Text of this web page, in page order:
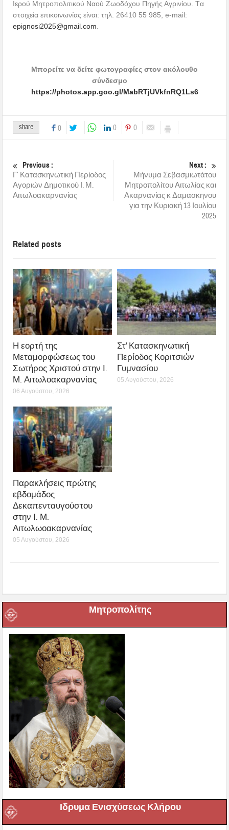
Ιερού Μητροπολιτικού Ναού Ζωοδόχου Πηγής Αγρινίου. Tα
στοιχεία επικοινωνίας είναι: τηλ. 26410 55 985, e-mail:
epignosi2025@gmail.com
Μπορείτε να δείτε φωτογραφίες στον ακόλουθο
σύνδεσμο
https://photos.app.goo.gl/MabRTjUVkfnRQ1Ls6
share 0 0 0
Previous :
Γ’ Κατασκηνωτική Περίοδος
Αγοριών Δημοτικού Ι. Μ.
Αιτωλοακαρνανίας
Next :
Μήνυμα Σεβασμιωτάτου
Μητροπολίτου Αιτωλίας και
Ακαρνανίας κ Δαμασκηνου
για την Κυριακή 13 Ιουλίου
2025
Related posts
Η εορτή της
Μεταμορφώσεως του
Σωτήρος Χριστού στην Ι.
Μ. Αιτωλοακαρνανίας
06 Αυγούστου, 2026
Στ’ Κατασκηνωτική
Περίοδος Κοριτσιών
Γυμνασίου
05 Αυγούστου, 2026
Παρακλήσεις πρώτης
εβδομάδος
Δεκαπενταυγούστου
στην Ι. Μ.
Αιτωλωοακαρνανίας
05 Αυγούστου, 2026
Μητροπολίτης
Ιδρυμα Ενισχύσεως Κλήρου